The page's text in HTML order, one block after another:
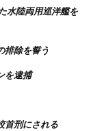
水陸両用巡洋艦を
排除を誓う
を逮捕
首刑にされる